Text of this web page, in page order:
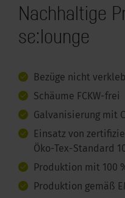
Nachhaltige
se:lounge
Bezüge nicht
Schäume FCKW-frei
Galvanisierung mit
Einsatz von
Öko-Tex-Standard
Produktion mit 100
Produktion gemäß